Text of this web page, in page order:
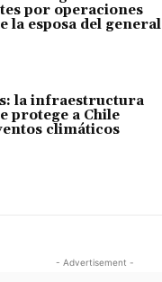
por operaciones
la esposa del general
la infraestructura
protege a Chile
climáticos
- Advertisement -